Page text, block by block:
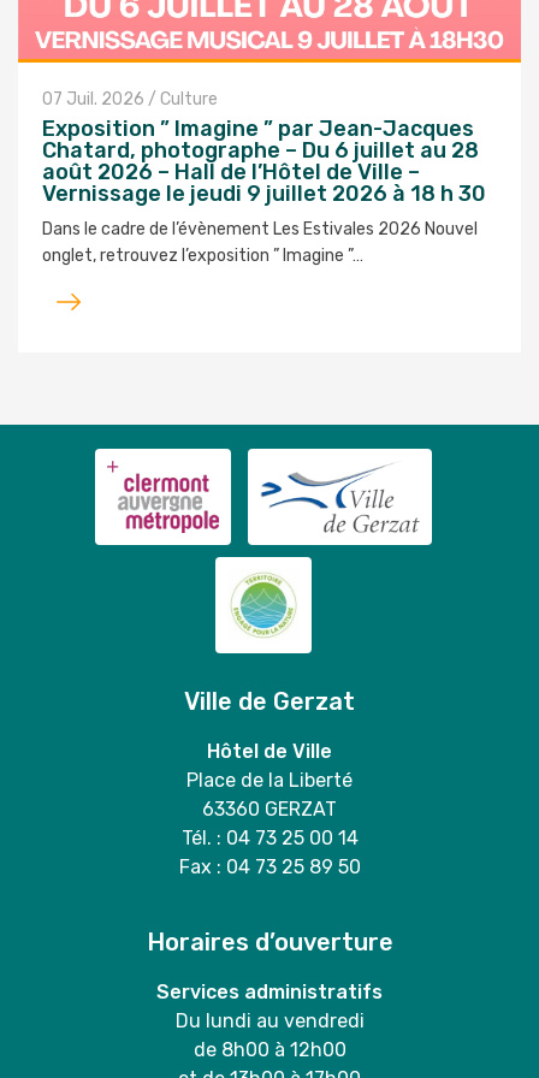
07 Juil. 2026 / Culture
Exposition ” Imagine ” par Jean-Jacques
Chatard, photographe – Du 6 juillet au 28
août 2026 – Hall de l’Hôtel de Ville –
Vernissage le jeudi 9 juillet 2026 à 18 h 30
Dans le cadre de l’évènement Les Estivales 2026 Nouvel
onglet, retrouvez l’exposition ” Imagine ”…
Lire
l'article
Ville de Gerzat
Hôtel de Ville
Place de la Liberté
63360 GERZAT
Tél. : 04 73 25 00 14
Fax : 04 73 25 89 50
Horaires d’ouverture
Services administratifs
Du lundi au vendredi
de 8h00 à 12h00